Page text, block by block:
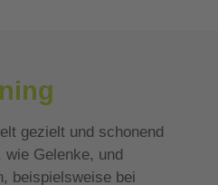
gezielt und schonend
wie Gelenke, und
beispielsweise bei